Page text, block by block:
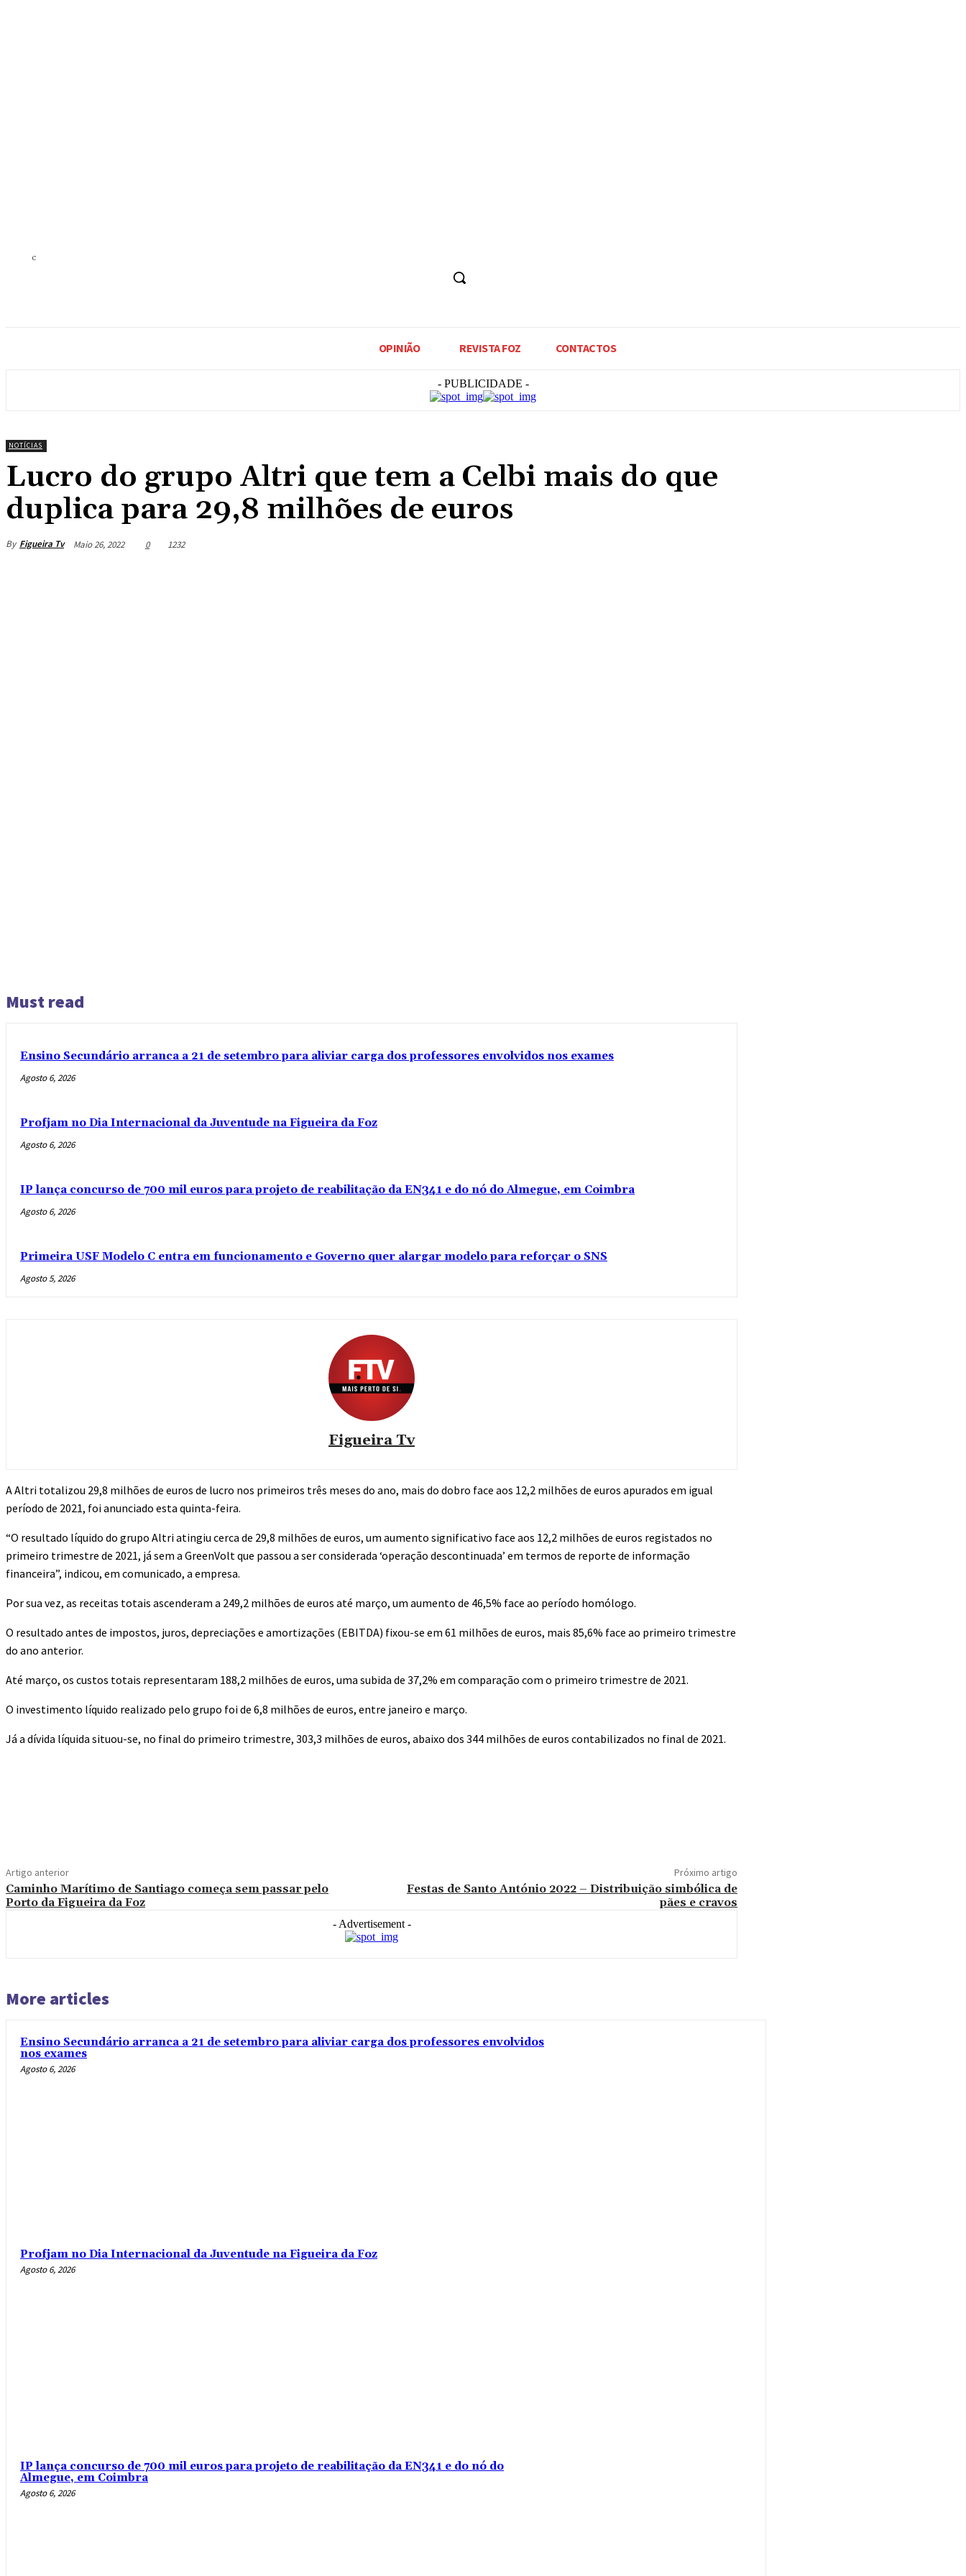
C
OPINIÃO REVISTA FOZ CONTACTOS
- PUBLICIDADE -
NOTÍCIAS
Lucro do grupo Altri que tem a Celbi mais do que
duplica para 29,8 milhões de euros
By Figueira Tv Maio 26, 2022 0 1232
Must read
Ensino Secundário arranca a 21 de setembro para aliviar carga dos professores envolvidos nos exames
Agosto 6, 2026
Profjam no Dia Internacional da Juventude na Figueira da Foz
Agosto 6, 2026
IP lança concurso de 700 mil euros para projeto de reabilitação da EN341 e do nó do Almegue, em Coimbra
Agosto 6, 2026
Primeira USF Modelo C entra em funcionamento e Governo quer alargar modelo para reforçar o SNS
Agosto 5, 2026
Figueira Tv
A Altri totalizou 29,8 milhões de euros de lucro nos primeiros três meses do ano, mais do dobro face aos 12,2 milhões de euros apurados em igual
período de 2021, foi anunciado esta quinta-feira.
“O resultado líquido do grupo Altri atingiu cerca de 29,8 milhões de euros, um aumento significativo face aos 12,2 milhões de euros registados no
primeiro trimestre de 2021, já sem a GreenVolt que passou a ser considerada ‘operação descontinuada’ em termos de reporte de informação
financeira”, indicou, em comunicado, a empresa.
Por sua vez, as receitas totais ascenderam a 249,2 milhões de euros até março, um aumento de 46,5% face ao período homólogo.
O resultado antes de impostos, juros, depreciações e amortizações (EBITDA) fixou-se em 61 milhões de euros, mais 85,6% face ao primeiro trimestre
do ano anterior.
Até março, os custos totais representaram 188,2 milhões de euros, uma subida de 37,2% em comparação com o primeiro trimestre de 2021.
O investimento líquido realizado pelo grupo foi de 6,8 milhões de euros, entre janeiro e março.
Já a dívida líquida situou-se, no final do primeiro trimestre, 303,3 milhões de euros, abaixo dos 344 milhões de euros contabilizados no final de 2021.
Artigo anterior
Caminho Marítimo de Santiago começa sem passar pelo
Porto da Figueira da Foz
Próximo artigo
Festas de Santo António 2022 – Distribuição simbólica de
pães e cravos
- Advertisement -
More articles
Ensino Secundário arranca a 21 de setembro para aliviar carga dos professores envolvidos
nos exames
Agosto 6, 2026
Profjam no Dia Internacional da Juventude na Figueira da Foz
Agosto 6, 2026
IP lança concurso de 700 mil euros para projeto de reabilitação da EN341 e do nó do
Almegue, em Coimbra
Agosto 6, 2026